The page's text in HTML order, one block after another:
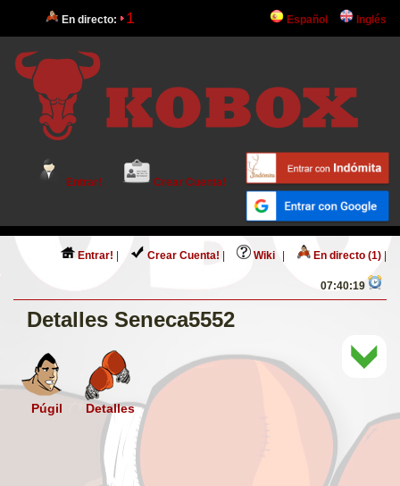
En directo: 1 Español Inglés
Entrar! Crear Cuenta!
Entrar! Crear Cuenta! Wiki En directo (1)
07:40:19
Detalles Seneca5552
Púgil Detalles